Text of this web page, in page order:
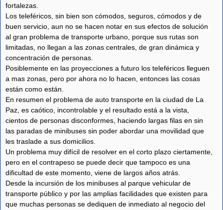
fortalezas.
Los teleféricos, sin bien son cómodos, seguros, cómodos y de
buen servicio, aun no se hacen notar en sus efectos de solución
al gran problema de transporte urbano, porque sus rutas son
limitadas, no llegan a las zonas centrales, de gran dinámica y
concentración de personas.
Posiblemente en las proyecciones a futuro los teleféricos lleguen
a mas zonas, pero por ahora no lo hacen, entonces las cosas
están como están.
En resumen el problema de auto transporte en la ciudad de La
Paz, es caótico, incontrolable y el resultado está a la vista,
cientos de personas disconformes, haciendo largas filas en sin
las paradas de minibuses sin poder abordar una movilidad que
les traslade a sus domicilios.
Un problema muy difícil de resolver en el corto plazo ciertamente,
pero en el contrapeso se puede decir que tampoco es una
dificultad de este momento, viene de largos años atrás.
Desde la incursión de los minibuses al parque vehicular de
transporte público y por las amplias facilidades que existen para
que muchas personas se dediquen de inmediato al negocio del